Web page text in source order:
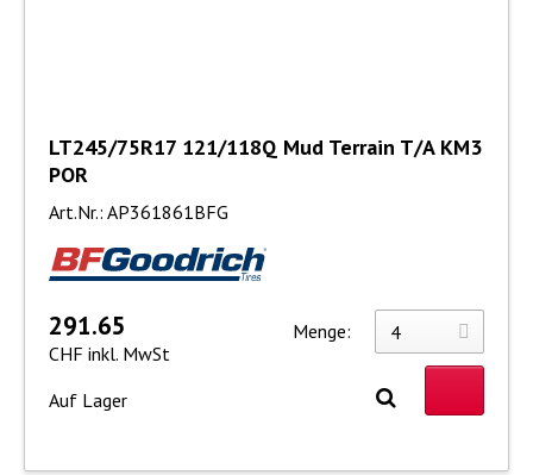
LT245/75R17 121/118Q Mud Terrain T/A KM3
POR
Art.Nr.: AP361861BFG
291.65
CHF inkl. MwSt
Menge:
Auf Lager